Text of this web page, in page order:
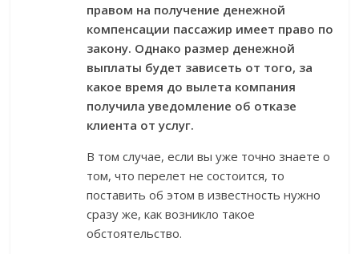
правом на получение денежной
компенсации пассажир имеет право по
закону. Однако размер денежной
выплаты будет зависеть от того, за
какое время до вылета компания
получила уведомление об отказе
клиента от услуг.
В том случае, если вы уже точно знаете о
том, что перелет не состоится, то
поставить об этом в известность нужно
сразу же, как возникло такое
обстоятельство.